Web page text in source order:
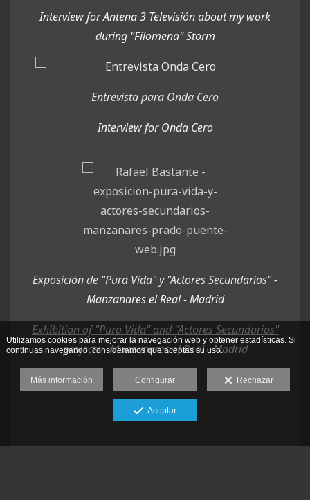
Interview for Antena 3 Televisión about my work
during "Filomena" Storm
Entrevista para Onda Cero
Interview for Onda Cero
Exposición de "Pura Vida" y "Actores Secundarios"-
Manzanares el Real - Madrid
Exhibition of "Pura Vida" and "Actores Secundarios"
projects - Manzanares el Real - Madrid
Utilizamos cookies para mejorar la navegación web y obtener estadísticas. Si
continuas navegando, consideramos que aceptas su uso.
Más información Configurar Rechazar
Aceptar